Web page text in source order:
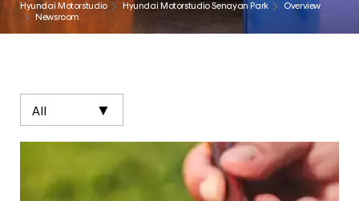
Hyundai Motorstudio Hyundai Motorstudio Senayan Park
Overview
Newsroom